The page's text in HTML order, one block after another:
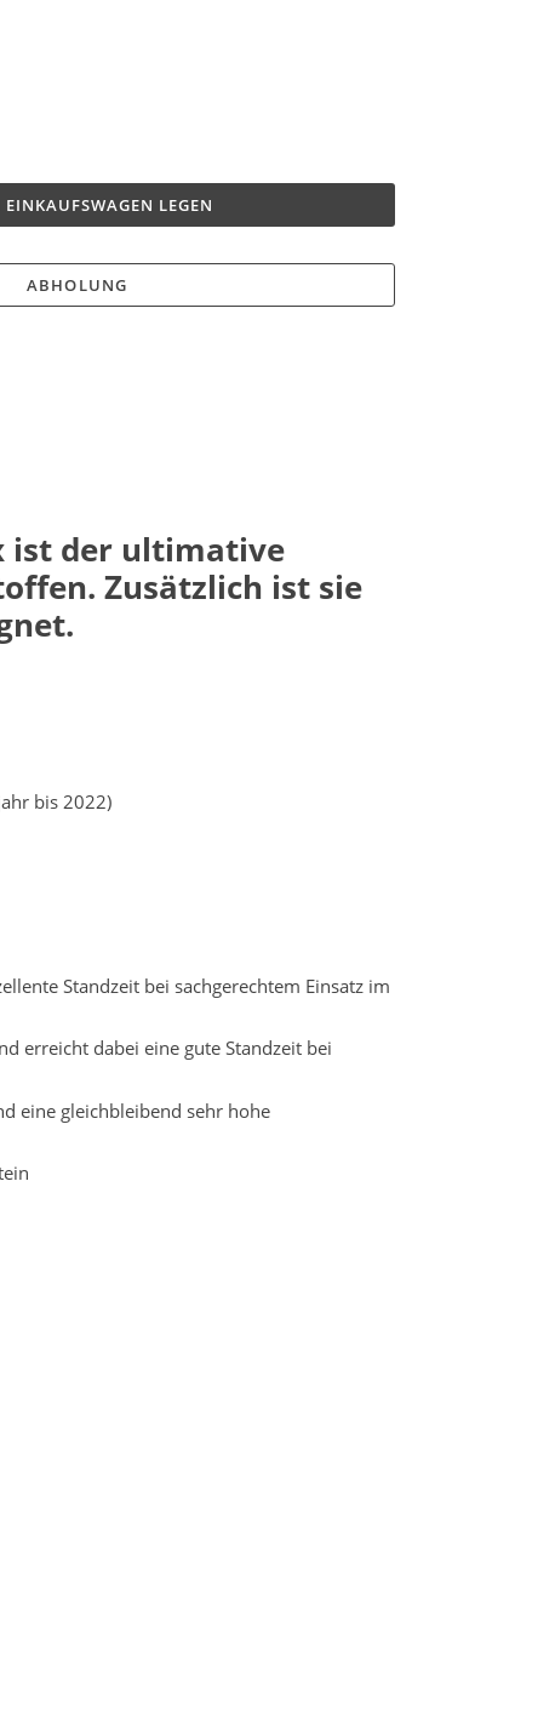
LEGEN
ABHOLUNG
ist der ultimative
Zusätzlich ist sie
bis 2022)
Standzeit bei sachgerechtem Einsatz im
erreicht dabei eine gute Standzeit bei
eine gleichbleibend sehr hohe